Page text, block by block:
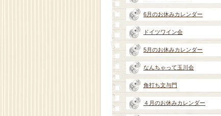
6月のお休みカレンダー
ドイツワイン会
5月のお休みカレンダー
なんちゃって玉川会
角打ち文与門
４月のお休みカレンダー